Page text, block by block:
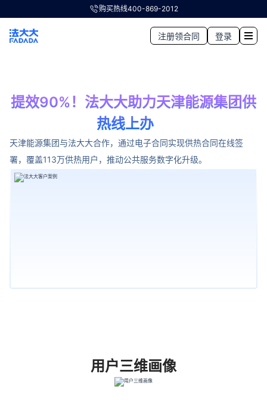
购买热线400-869-2012
注册领合同 登录
提效90%！法大大助力天津能源集团供
热线上办
天津能源集团与法大大合作，通过电子合同实现供热合同在线签
署，覆盖113万供热用户，推动公共服务数字化升级。
用户三维画像